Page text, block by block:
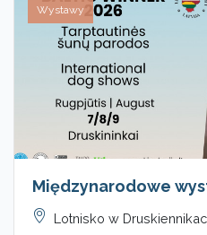
Wystawy
Międzynarodowe
Lotnisko w